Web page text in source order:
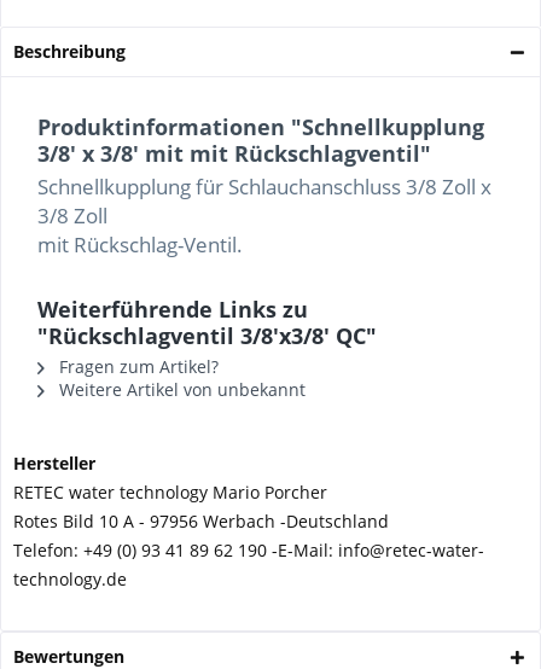
Beschreibung
Produktinformationen "Schnellkupplung
3/8' x 3/8' mit mit Rückschlagventil"
Schnellkupplung für Schlauchanschluss 3/8 Zoll x
3/8 Zoll
mit Rückschlag-Ventil.
Weiterführende Links zu
"Rückschlagventil 3/8'x3/8' QC"
Fragen zum Artikel?
Weitere Artikel von unbekannt
Hersteller
RETEC water technology Mario Porcher
Rotes Bild 10 A - 97956 Werbach -Deutschland
Telefon: +49 (0) 93 41 89 62 190 -E-Mail: info@retec-water-
technology.de
Bewertungen